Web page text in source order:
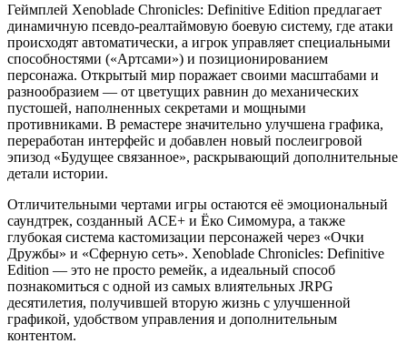
Геймплей Xenoblade Chronicles: Definitive Edition предлагает
динамичную псевдо-реалтаймовую боевую систему, где атаки
происходят автоматически, а игрок управляет специальными
способностями («Артсами») и позиционированием
персонажа. Открытый мир поражает своими масштабами и
разнообразием — от цветущих равнин до механических
пустошей, наполненных секретами и мощными
противниками. В ремастере значительно улучшена графика,
переработан интерфейс и добавлен новый послеигровой
эпизод «Будущее связанное», раскрывающий дополнительные
детали истории.
Отличительными чертами игры остаются её эмоциональный
саундтрек, созданный ACE+ и Ёко Симомура, а также
глубокая система кастомизации персонажей через «Очки
Дружбы» и «Сферную сеть». Xenoblade Chronicles: Definitive
Edition — это не просто ремейк, а идеальный способ
познакомиться с одной из самых влиятельных JRPG
десятилетия, получившей вторую жизнь с улучшенной
графикой, удобством управления и дополнительным
контентом.